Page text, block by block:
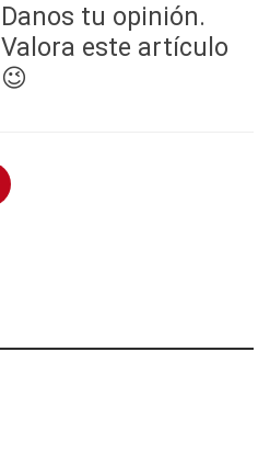
Danos tu opinión.
Valora este artículo
😉